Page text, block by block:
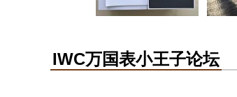
IWC万国表小王子论坛